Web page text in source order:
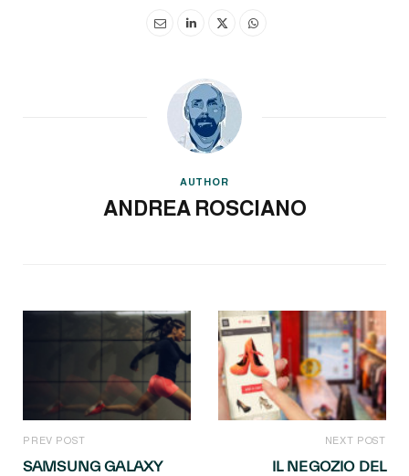
AUTHOR
ANDREA ROSCIANO
PREV POST
SAMSUNG GALAXY
NEXT POST
IL NEGOZIO DEL